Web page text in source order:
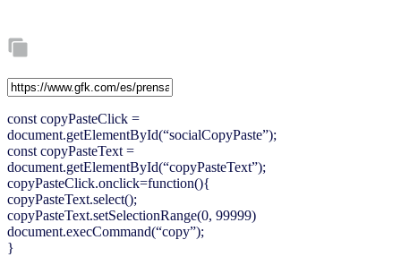
const copyPasteClick =
document.getElementById(“socialCopyPaste”);
const copyPasteText =
document.getElementById(“copyPasteText”);
copyPasteClick.onclick=function(){
copyPasteText.select();
copyPasteText.setSelectionRange(0, 99999)
document.execCommand(“copy”);
}